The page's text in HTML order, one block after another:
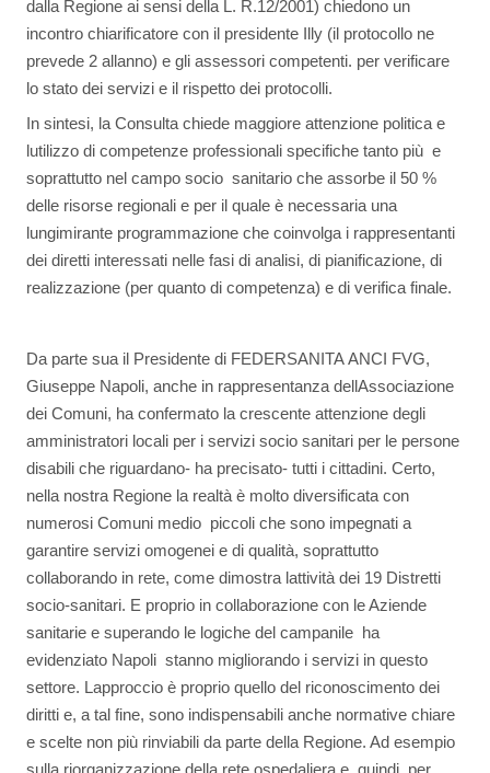
dalla Regione ai sensi della L. R.12/2001) chiedono un
incontro chiarificatore con il presidente Illy (il protocollo ne
prevede 2 allanno) e gli assessori competenti. per verificare
lo stato dei servizi e il rispetto dei protocolli.
In sintesi, la Consulta chiede maggiore attenzione politica e
lutilizzo di competenze professionali specifiche tanto più  e
soprattutto nel campo socio  sanitario che assorbe il 50 %
delle risorse regionali e per il quale è necessaria una
lungimirante programmazione che coinvolga i rappresentanti
dei diretti interessati nelle fasi di analisi, di pianificazione, di
realizzazione (per quanto di competenza) e di verifica finale.
Da parte sua il Presidente di FEDERSANITA ANCI FVG,
Giuseppe Napoli, anche in rappresentanza dellAssociazione
dei Comuni, ha confermato la crescente attenzione degli
amministratori locali per i servizi socio sanitari per le persone
disabili che riguardano- ha precisato- tutti i cittadini. Certo,
nella nostra Regione la realtà è molto diversificata con
numerosi Comuni medio  piccoli che sono impegnati a
garantire servizi omogenei e di qualità, soprattutto
collaborando in rete, come dimostra lattività dei 19 Distretti
socio-sanitari. E proprio in collaborazione con le Aziende
sanitarie e superando le logiche del campanile  ha
evidenziato Napoli  stanno migliorando i servizi in questo
settore. Lapproccio è proprio quello del riconoscimento dei
diritti e, a tal fine, sono indispensabili anche normative chiare
e scelte non più rinviabili da parte della Regione. Ad esempio
sulla riorganizzazione della rete ospedaliera e, quindi, per